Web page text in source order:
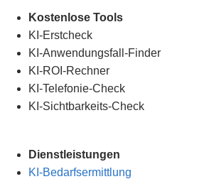
Kostenlose Tools
KI-Erstcheck
KI-Anwendungsfall-Finder
KI-ROI-Rechner
KI-Telefonie-Check
KI-Sichtbarkeits-Check
Dienstleistungen
KI-Bedarfsermittlung